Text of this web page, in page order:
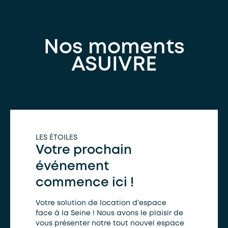
Nos moments
ASUIVRE
LES ÉTOILES
Votre prochain
événement
commence ici !
Votre solution de location d’espace
face à la Seine ! Nous avons le plaisir de
vous présenter notre tout nouvel espace